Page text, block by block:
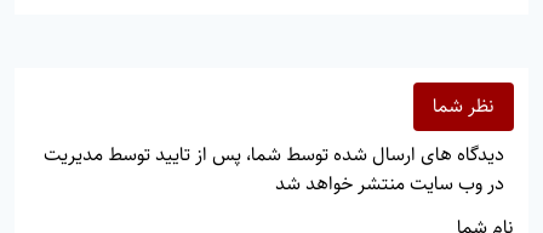
نظر شما
دیدگاه های ارسال شده توسط شما، پس از تایید توسط مدیریت
در وب سایت منتشر خواهد شد